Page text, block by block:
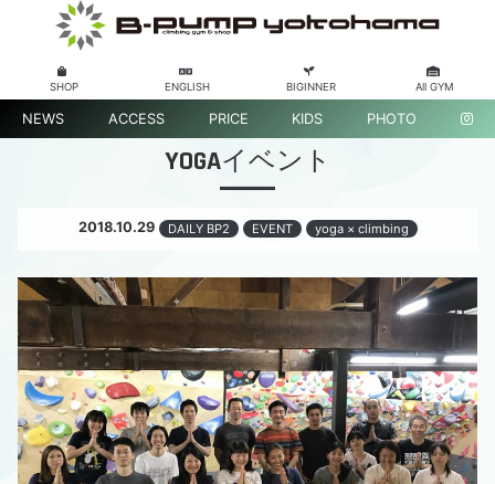
SHOP ENGLISH BIGINNER All GYM
NEWS ACCESS PRICE KIDS PHOTO
YOGAイベント
2018.10.29 DAILY BP2 EVENT yoga × climbing